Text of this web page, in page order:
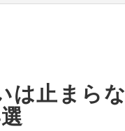
は止まらな